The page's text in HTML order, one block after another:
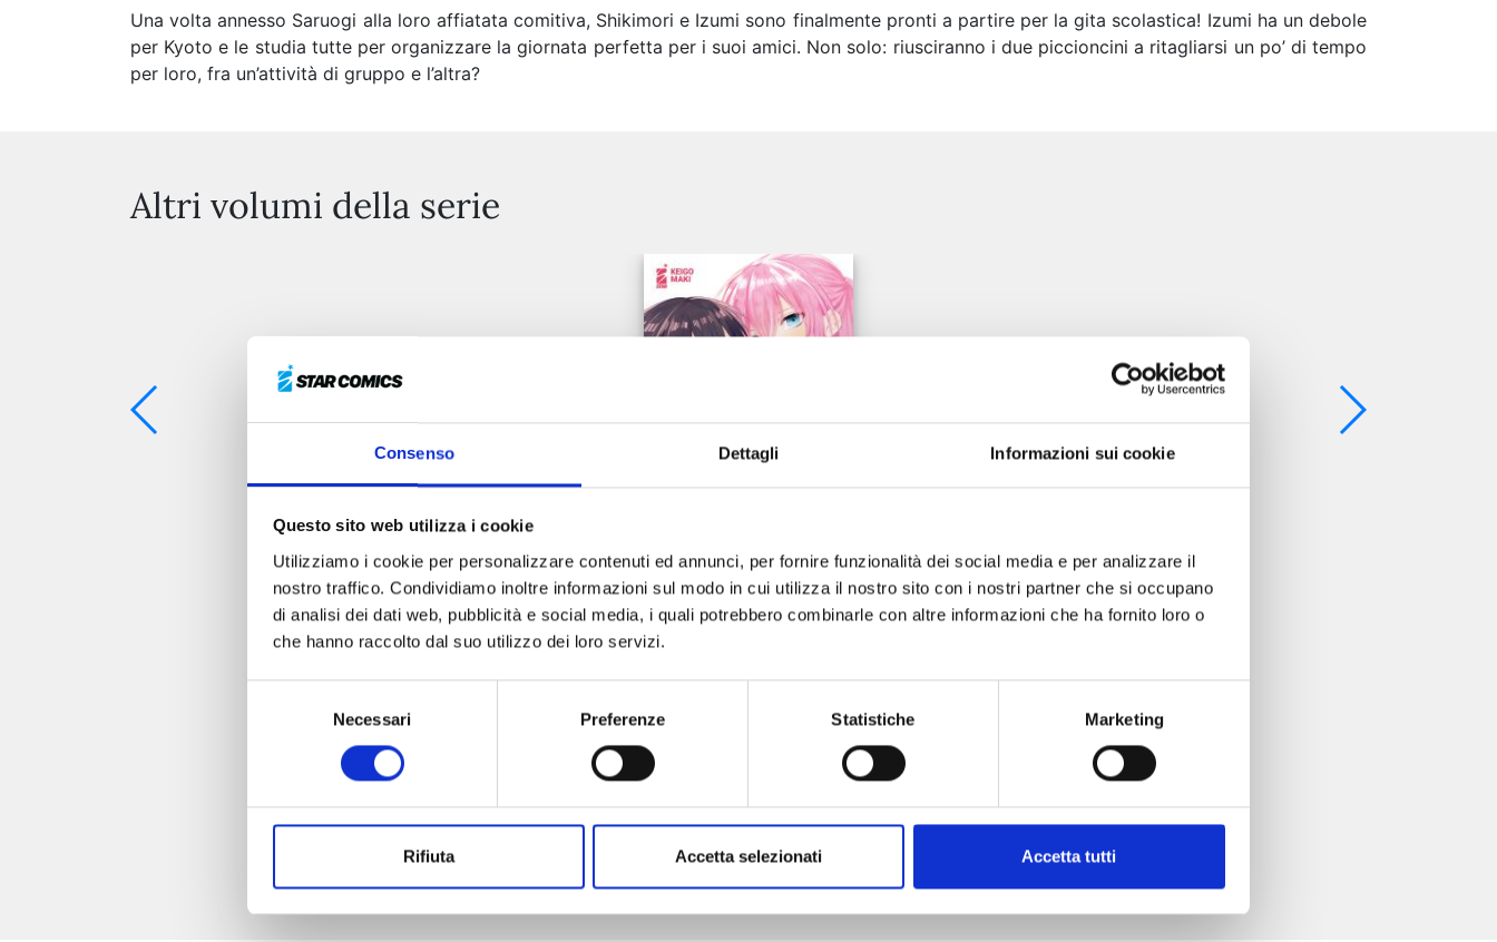
Consenso Dettagli Informazioni sui cookie
Questo sito web utilizza i cookie
Utilizziamo i cookie per personalizzare contenuti ed annunci, per fornire funzionalità dei social media e per analizzare il
nostro traffico. Condividiamo inoltre informazioni sul modo in cui utilizza il nostro sito con i nostri partner che si occupano
di analisi dei dati web, pubblicità e social media, i quali potrebbero combinarle con altre informazioni che ha fornito loro o
che hanno raccolto dal suo utilizzo dei loro servizi.
Necessari Preferenze Statistiche Marketing
Rifiuta Accetta selezionati Accetta tutti
Una volta annesso Saruogi alla loro affiatata comitiva, Shikimori e Izumi sono finalmente pronti a partire per la gita scolastica! Izumi ha un debole
per Kyoto e le studia tutte per organizzare la giornata perfetta per i suoi amici. Non solo: riusciranno i due piccioncini a ritagliarsi un po’ di tempo
per loro, fra un’attività di gruppo e l’altra?
Altri volumi della serie
SHIKIMORI’S NOT JUST A CUTIE n. 20
€ 6,50
Mostra tutto